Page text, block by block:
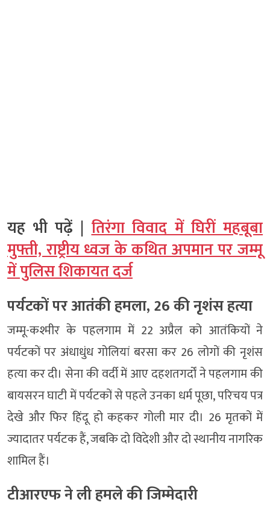
यह भी पढ़ें |तिरंगा विवाद में घिरीं महबूबा
मुफ्ती, राष्ट्रीय ध्वज के कथित अपमान पर जम्मू
में पुलिस शिकायत दर्ज
पर्यटकों पर आतंकी हमला, 26 की नृशंस हत्या
जम्मू-कश्मीर के पहलगाम में 22 अप्रैल को आतंकियों ने
पर्यटकों पर अंधाधुंध गोलियां बरसा कर 26 लोगों की नृशंस
हत्या कर दी। सेना की वर्दी में आए दहशतगर्दों ने पहलगाम की
बायसरन घाटी में पर्यटकों से पहले उनका धर्म पूछा, परिचय पत्र
देखे और फिर हिंदू हो कहकर गोली मार दी। 26 मृतकों में
ज्यादातर पर्यटक हैं, जबकि दो विदेशी और दो स्थानीय नागरिक
शामिल हैं।
टीआरएफ ने ली हमले की जिम्मेदारी